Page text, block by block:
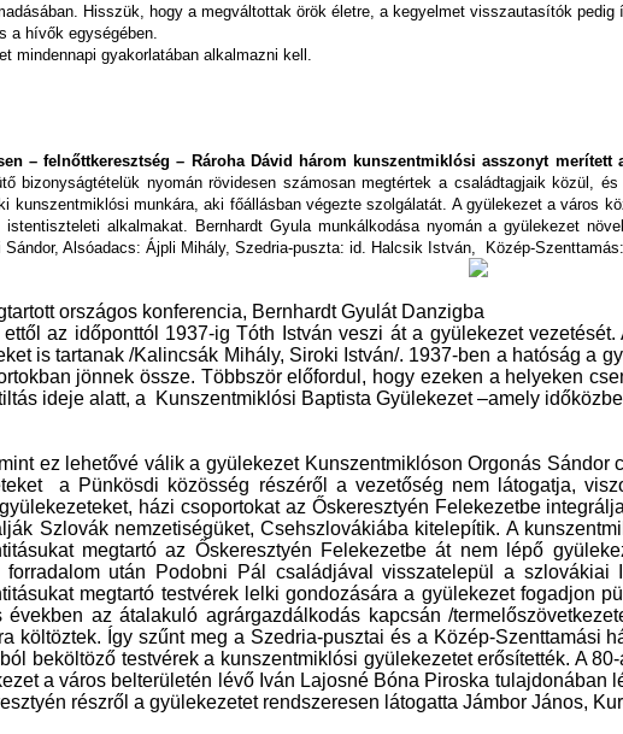
Hisszük, hogy a megváltottak örök életre, a kegyelmet visszautasítók pedig
a hívők egységében.
mindennapi gyakorlatában alkalmazni kell.
– felnőttkeresztség – Rároha Dávid három kunszentmiklósi asszonyt
bizonyságtételük nyomán rövidesen számosan megtértek a családtagjaik közül,
kunszentmiklósi munkára, aki főállásban végezte szolgálatát. A gyülekezet a város
alkalmakat. Bernhardt Gyula munkálkodása nyomán a gyülekezet
Sándor, Alsóadacs: Ájpli Mihály, Szedria-puszta: id. Halcsik István, Közép-
országos konferencia, Bernhardt Gyulát Danzigba
az időponttól 1937-ig Tóth István veszi át a gyülekezet
is tartanak /Kalincsák Mihály, Siroki István/. 1937-ben a hatóság a
jönnek össze. Többször előfordul, hogy ezeken a helyeken
ideje alatt, a
Kunszentmiklósi Baptista Gyülekezet –amely
ez lehetővé válik a gyülekezet Kunszentmiklóson Orgonás
a Pünkösdi közösség részéről a vezetőség nem látogatja,
házi csoportokat az Őskeresztyén Felekezetbe
Szlovák nemzetiségüket, Csehszlovákiába kitelepítik. A
megtartó az Őskeresztyén Felekezetbe át nem lépő
után Podobni Pál családjával visszatelepül a
megtartó testvérek lelki gondozására a gyülekezet fogadjon
években az átalakuló agrárgazdálkodás kapcsán /
költöztek. Így szűnt meg a Szedria-pusztai és a Közép-Szenttamási
beköltöző testvérek a kunszentmiklósi gyülekezetet erősítették. A
a város belterületén lévő Iván Lajosné Bóna Piroska
részről a gyülekezetet rendszeresen látogatta Jámbor János,